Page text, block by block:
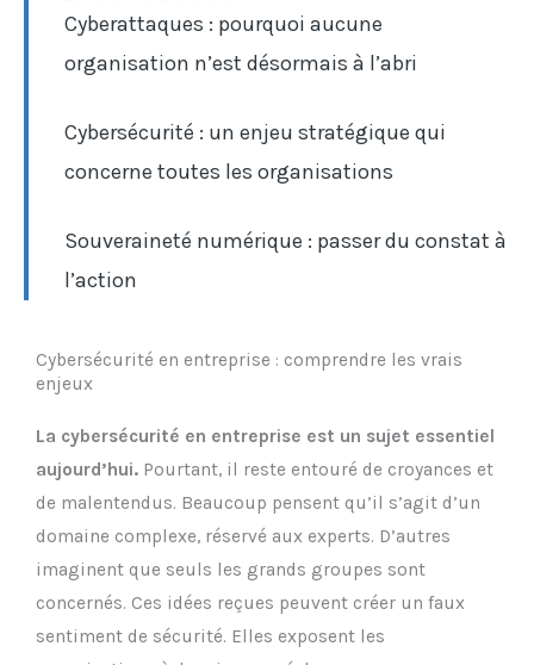
Cyberattaques : pourquoi aucune
organisation n’est désormais à l’abri
Cybersécurité : un enjeu stratégique qui
concerne toutes les organisations
Souveraineté numérique : passer du constat à
l’action
Cybersécurité en entreprise : comprendre les vrais
enjeux
La cybersécurité en entreprise est un sujet essentiel
aujourd’hui. Pourtant, il reste entouré de croyances et
de malentendus. Beaucoup pensent qu’il s’agit d’un
domaine complexe, réservé aux experts. D’autres
imaginent que seuls les grands groupes sont
concernés. Ces idées reçues peuvent créer un faux
sentiment de sécurité. Elles exposent les